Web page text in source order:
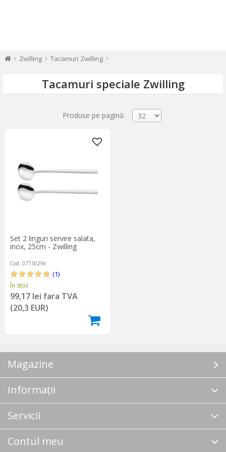
Zwilling Tacamuri Zwilling
Tacamuri speciale Zwilling
Produse pe pagină:
Set 2 linguri servire salata,
inox, 25cm - Zwilling
Cod: 07150296
(1)
În stoc
99,17 lei fara TVA
(20,3 EUR)
Magazine
Informații
Servicii
Contul meu